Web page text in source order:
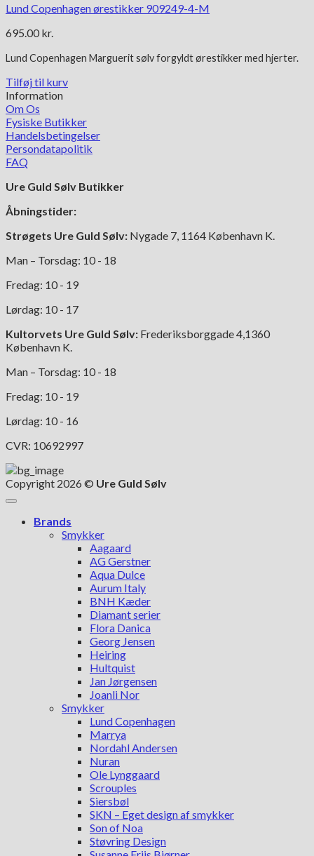
Lund Copenhagen ørestikker 909249-4-M
695.00 kr.
Lund Copenhagen Margueritsølv forgyldtørestikker med hjerter.
Tilføj til kurv
Information
Om Os
Fysiske Butikker
Handelsbetingelser
Persondatapolitik
FAQ
Ure Guld Sølv Butikker
Åbningstider:
Strøgets Ure Guld Sølv: Nygade 7, 1164 København K.
Man – Torsdag: 10 - 18
Fredag: 10 - 19
Lørdag: 10 - 17
Kultorvets Ure Guld Sølv: Frederiksborggade 4,1360
København K.
Man – Torsdag: 10 - 18
Fredag: 10 - 19
Lørdag: 10 - 16
CVR: 10692997
Copyright 2026 © Ure Guld Sølv
Brands
Smykker
Aagaard
AG Gerstner
Aqua Dulce
Aurum Italy
BNH Kæder
Diamant serier
Flora Danica
Georg Jensen
Heiring
Hultquist
Jan Jørgensen
Joanli Nor
Smykker
Lund Copenhagen
Marrya
Nordahl Andersen
Nuran
Ole Lynggaard
Scrouples
Siersbøl
SKN – Eget design af smykker
Son of Noa
Støvring Design